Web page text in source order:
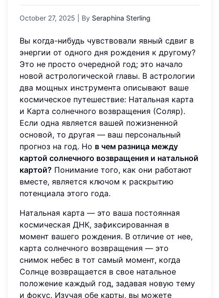
October 27, 2025 | By Seraphina Sterling
Вы когда-нибудь чувствовали явный сдвиг в
энергии от одного дня рождения к другому?
Это не просто очередной год; это начало
новой астрологической главы. В астрологии
два мощных инструмента описывают ваше
космическое путешествие: Натальная карта
и Карта солнечного возвращения (Соляр).
Если одна является вашей пожизненной
основой, то другая — ваш персональный
прогноз на год. Но в чем разница между
картой солнечного возвращения и натальной
картой? Понимание того, как они работают
вместе, является ключом к раскрытию
потенциала этого года.
Натальная карта — это ваша постоянная
космическая ДНК, зафиксированная в
момент вашего рождения. В отличие от нее,
карта солнечного возвращения — это
снимок небес в тот самый момент, когда
Солнце возвращается в свое натальное
положение каждый год, задавая новую тему
и фокус. Изучая обе карты, вы можете